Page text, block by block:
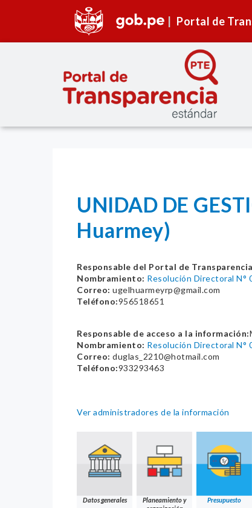
Portal de
UNIDAD DE
Huarmey)
Responsable del Portal de
Nombramiento: Resolución Directoral N°
Correo: ugelhuarmeyrp@gmail.com
Teléfono:956518651
Responsable de acceso a la información:
Nombramiento: Resolución Directoral N°
Correo: duglas_2210@hotmail.com
Teléfono:933293463
Ver administradores de la información
Datos generales
Planeamiento y
Presupuesto